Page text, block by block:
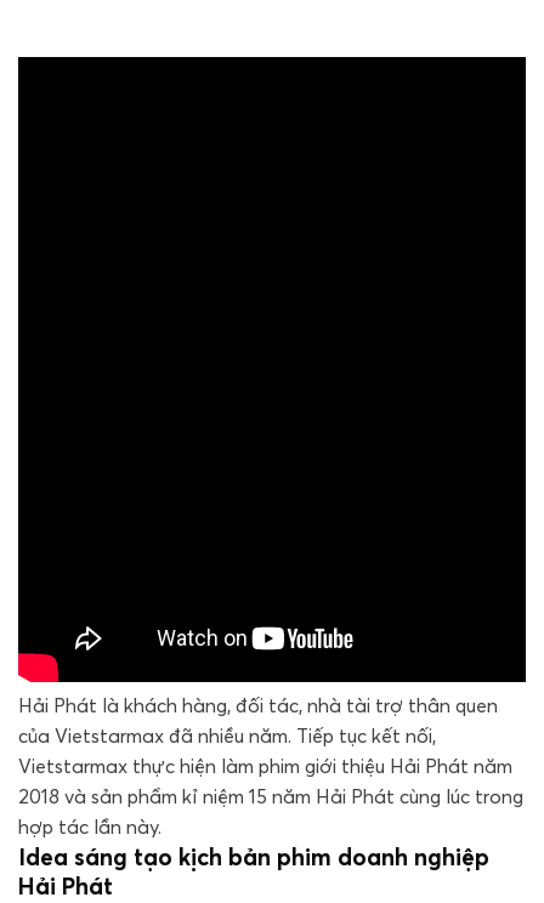
Hải Phát là khách hàng, đối tác, nhà tài trợ thân quen
của Vietstarmax đã nhiều năm. Tiếp tục kết nối,
Vietstarmax thực hiện làm phim giới thiệu Hải Phát năm
2018 và sản phẩm kỉ niệm 15 năm Hải Phát cùng lúc trong
hợp tác lần này.
Idea sáng tạo kịch bản phim doanh nghiệp
Hải Phát